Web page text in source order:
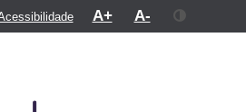
A+ A-